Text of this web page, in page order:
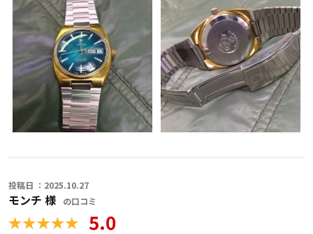
投稿日 ：2025.10.27
モンチ 様 の口コミ
5.0